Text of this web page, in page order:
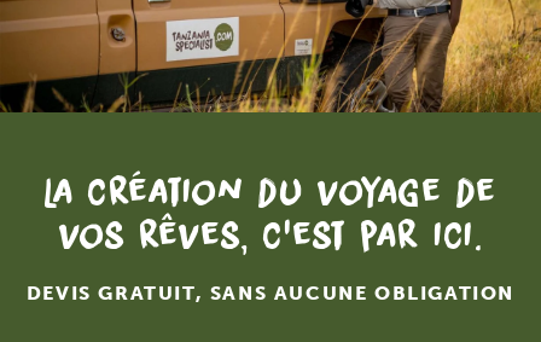
La création du voyage de
vos rêves, c'est par ici.
DEVIS GRATUIT, SANS AUCUNE OBLIGATION